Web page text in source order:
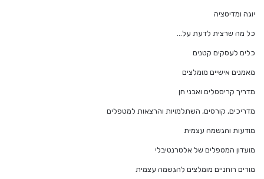
יוגה ומדיטציה
כל מה שרצית לדעת על…
כלים לעסקים קטנים
מאמנים אישיים מומלצים
מדריך קריסטלים ואבני חן
מדריכים, קורסים, השתלמויות והרצאות למטפלים
מודעות והגשמה עצמית
מועדון המטפלים של אלטרנטיבלי
מורים רוחניים מומלצים להגשמה עצמית